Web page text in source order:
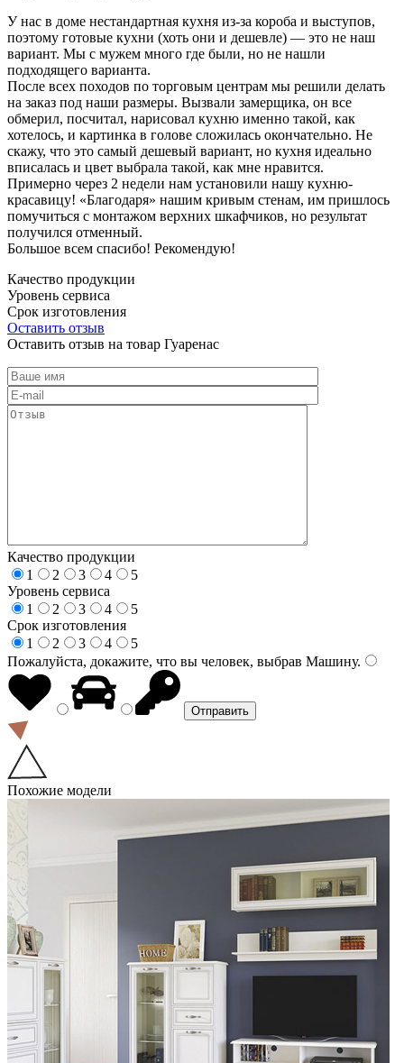
У нас в доме нестандартная кухня из-за короба и выступов,
поэтому готовые кухни (хоть они и дешевле) — это не наш
вариант. Мы с мужем много где были, но не нашли
подходящего варианта.
После всех походов по торговым центрам мы решили делать
на заказ под наши размеры. Вызвали замерщика, он все
обмерил, посчитал, нарисовал кухню именно такой, как
хотелось, и картинка в голове сложилась окончательно. Не
скажу, что это самый дешевый вариант, но кухня идеально
вписалась и цвет выбрала такой, как мне нравится.
Примерно через 2 недели нам установили нашу кухню-
красавицу! «Благодаря» нашим кривым стенам, им пришлось
помучиться с монтажом верхних шкафчиков, но результат
получился отменный.
Большое всем спасибо! Рекомендую!
Качество продукции
Уровень сервиса
Срок изготовления
Оставить отзыв
Оставить отзыв на товар Гуаренас
Качество продукции
1
2 3 4
5
Уровень сервиса
1
2 3 4
5
Срок изготовления
1
2 3 4
5
Пожалуйста, докажите, что вы человек, выбрав Машину.
Похожие модели